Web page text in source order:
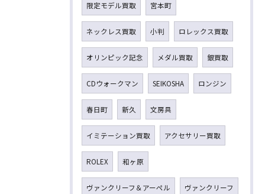
限定モデル買取 宮本町
ネックレス買取 小判 ロレックス買取
オリンピック記念 メダル買取 銀買取
CDウォークマン SEIKOSHA ロンジン
春日町 新久 文房具
イミテーション買取 アクセサリー買取
ROLEX 和ヶ原
ヴァンクリーフ＆アーペル ヴァンクリーフ